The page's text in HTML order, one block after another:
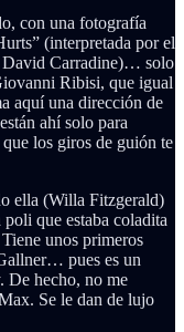
con una fotografía
(interpretada por el
David Carradine)… solo
Ribisi, que igual
aquí una dirección de
ahí solo para
los giros de guión te
ella (Willa Fitzgerald)
poli que estaba coladita
unos primeros
pues es un
De hecho, no me
Se le dan de lujo